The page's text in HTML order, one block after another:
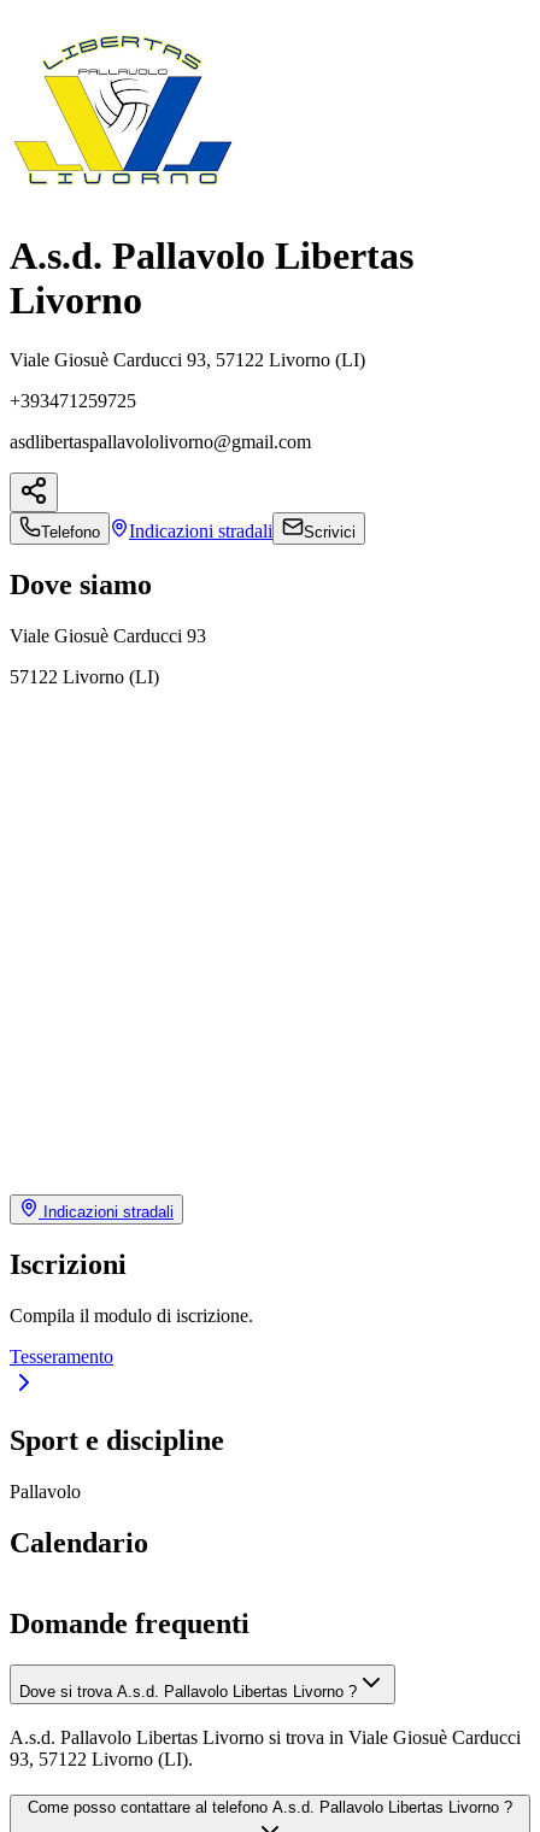
A.s.d. Pallavolo Libertas
Livorno
Viale Giosuè Carducci 93, 57122 Livorno (LI)
+393471259725
asdlibertaspallavololivorno@gmail.com
Telefono Indicazioni stradali Scrivici
Dove siamo
Viale Giosuè Carducci 93
57122 Livorno (LI)
Indicazioni stradali
Iscrizioni
Compila il modulo di iscrizione.
Tesseramento
Sport e discipline
Pallavolo
Calendario
Domande frequenti
Dove si trova A.s.d. Pallavolo Libertas Livorno ?
A.s.d. Pallavolo Libertas Livorno si trova in Viale Giosuè Carducci
93, 57122 Livorno (LI).
Come posso contattare al telefono A.s.d. Pallavolo Libertas Livorno ?